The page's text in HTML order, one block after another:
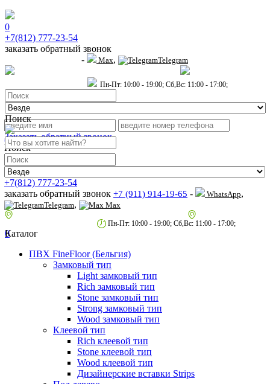
0
+7(812) 777-23-54
заказать обратный звонок
- Max, Telegram
Пн-Пт: 10:00 - 19:00; Сб,Вс: 11:00 - 17:00;
Поиск
Заказать обратный звонок
Поиск
+7(812) 777-23-54
заказать обратный звонок +7 (911) 914-19-65 - WhatsApp,
Telegram, Max
Пн-Пт: 10:00 - 19:00; Сб,Вс: 11:00 - 17:00;
0
Каталог
ПВХ FineFloor (Бельгия)
Замковый тип
Light замковый тип
Rich замковый тип
Stone замковый тип
Strong замковый тип
Wood замковый тип
Клеевой тип
Rich клеевой тип
Stone клеевой тип
Wood клеевой тип
Дизайнерские вставки Strips